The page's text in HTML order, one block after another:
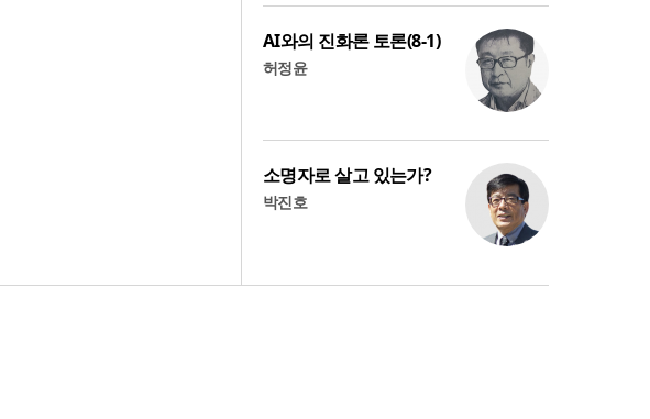
AI와의 진화론 토론(8-1)
허정윤
소명자로 살고 있는가?
박진호